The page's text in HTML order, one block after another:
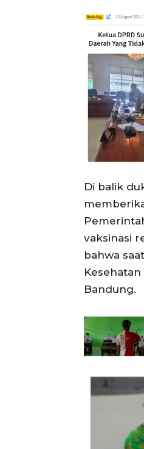
Di balik
vaksinasi
bahwa
Bandung.